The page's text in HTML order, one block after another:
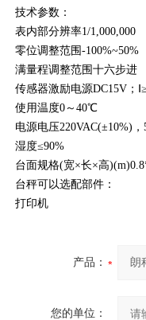
技术参数：
表内部分辨率1/1,000,000
零位调整范围-100%~50%
满量程调整范围十六步进
传感器激励电源DC15V；
使用温度0～40℃
电源电压220VAC(±10%)，
湿度≤90%
台面规格(宽×长×高
台秤可以选配部件：
打印机
产品：
您的单位：